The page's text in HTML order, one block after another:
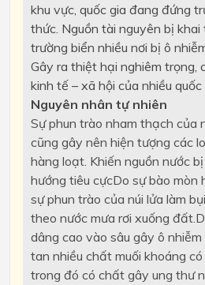
khu vực, quốc gia đang đứng
thức. Nguồn tài nguyên bị khai
trường biển nhiều nơi bị ô
Gây ra thiệt hại nghiêm trọng,
kinh tế – xã hội của nhiều quốc
Nguyên nhân tự nhiên
Sự phun trào nham thạch của
cũng gây nên hiện tượng các
hàng loạt. Khiến nguồn nước
hướng tiêu cựcDo sự bào mòn
sự phun trào của núi lửa làm
theo nước mưa rơi xuống
dâng cao vào sâu gây ô
tan nhiều chất muối khoáng
trong đó có chất gây ung thư